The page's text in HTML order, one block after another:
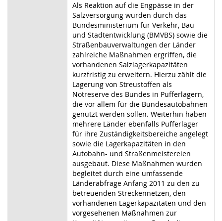
Als Reaktion auf die Engpässe in der
Salzversorgung wurden durch das
Bundesministerium für Verkehr, Bau
und Stadtentwicklung (BMVBS) sowie die
Straßenbauverwaltungen der Länder
zahlreiche Maßnahmen ergriffen, die
vorhandenen Salzlagerkapazitäten
kurzfristig zu erweitern. Hierzu zählt die
Lagerung von Streustoffen als
Notreserve des Bundes in Pufferlagern,
die vor allem für die Bundesautobahnen
genutzt werden sollen. Weiterhin haben
mehrere Länder ebenfalls Pufferlager
für ihre Zuständigkeitsbereiche angelegt
sowie die Lagerkapazitäten in den
Autobahn- und Straßenmeistereien
ausgebaut. Diese Maßnahmen wurden
begleitet durch eine umfassende
Länderabfrage Anfang 2011 zu den zu
betreuenden Streckennetzen, den
vorhandenen Lagerkapazitäten und den
vorgesehenen Maßnahmen zur